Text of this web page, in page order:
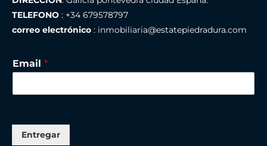
TELEFONO : +34 679578797
correo electrónico : inmobiliaria@estatepiedradura.com
Email *
Entregar